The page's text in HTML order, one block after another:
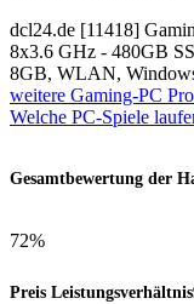
dcl24.de [11418]
8x3.6 GHz - 480GB
8GB, WLAN,
weitere Gaming-PC
Welche PC-Spiele
Gesamtbewertung der
72%
Preis Leistungsverhältnis